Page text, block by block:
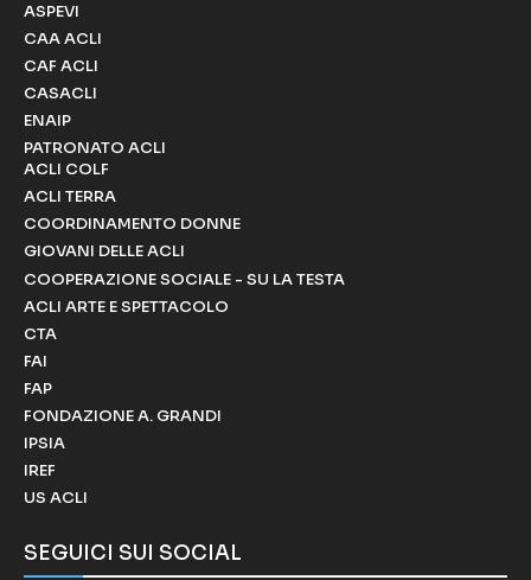
ASPEVI
CAA ACLI
CAF ACLI
CASACLI
ENAIP
PATRONATO ACLI
ACLI COLF
ACLI TERRA
COORDINAMENTO DONNE
GIOVANI DELLE ACLI
COOPERAZIONE SOCIALE - SU LA TESTA
ACLI ARTE E SPETTACOLO
CTA
FAI
FAP
FONDAZIONE A. GRANDI
IPSIA
IREF
US ACLI
SEGUICI SUI SOCIAL